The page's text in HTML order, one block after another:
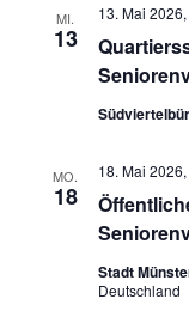
MI.
13
13. Mai
MO.
18
18. Mai
Stadt
Deutschland